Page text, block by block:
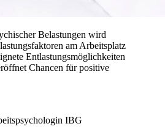
Belastungen wird
am Arbeitsplatz
Entlastungsmöglichkeiten
Chancen für positive
IBG